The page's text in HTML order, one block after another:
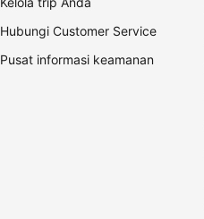
Hubungi Customer Service
Pusat informasi keamanan